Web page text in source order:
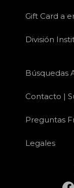
Gift Card a
División
Búsquedas
Contacto |
Preguntas
Legales